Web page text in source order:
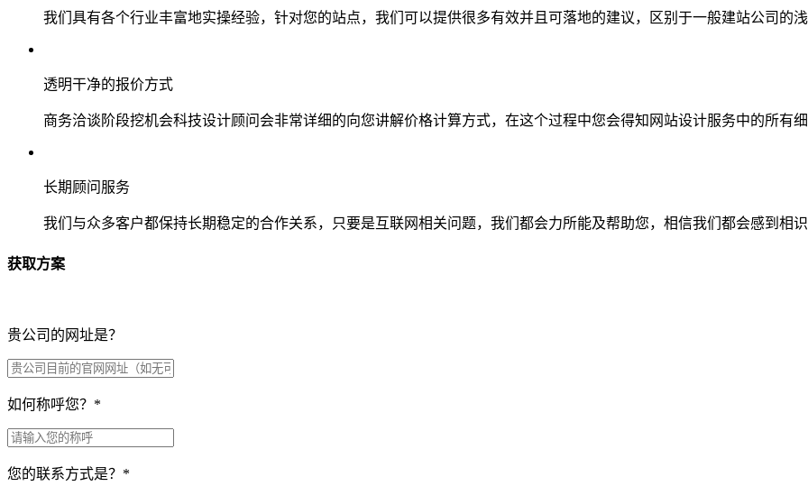
我们具有各个行业丰富地实操经验，针对您的站点，我们可以提供很多有效并且可落地的建议，区别于一般建站公司的
透明干净的报价方式
商务洽谈阶段挖机会科技设计顾问会非常详细的向您讲解价格计算方式，在这个过程中您会得知网站设计服务中的所有
长期顾问服务
我们与众多客户都保持长期稳定的合作关系，只要是互联网相关问题，我们都会力所能及帮助您，相信我们都会感到相
获取方案
贵公司的网址是？
如何称呼您？ *
您的联系方式是？ *